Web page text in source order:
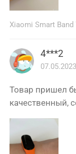
Xiaomi Smart
4***2
Товар пришел
качественный,